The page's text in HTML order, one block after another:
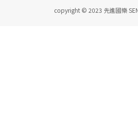
copyright © 2023 先進國樂